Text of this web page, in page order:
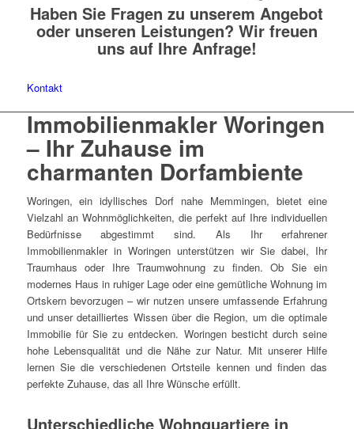
Haben Sie Fragen zu unserem Angebot
oder unseren Leistungen? Wir freuen
uns auf Ihre Anfrage!
Kontakt
Immobilienmakler Woringen
– Ihr Zuhause im
charmanten Dorfambiente
Woringen, ein idyllisches Dorf nahe Memmingen, bietet eine
Vielzahl an Wohnmöglichkeiten, die perfekt auf Ihre individuellen
Bedürfnisse abgestimmt sind. Als Ihr erfahrener
Immobilienmakler in Woringen unterstützen wir Sie dabei, Ihr
Traumhaus oder Ihre Traumwohnung zu finden. Ob Sie ein
modernes Haus in ruhiger Lage oder eine gemütliche Wohnung im
Ortskern bevorzugen – wir nutzen unsere umfassende Erfahrung
und unser detailliertes Wissen über die Region, um die optimale
Immobilie für Sie zu entdecken. Woringen besticht durch seine
hohe Lebensqualität und die Nähe zur Natur. Mit unserer Hilfe
lernen Sie die verschiedenen Ortsteile kennen und finden das
perfekte Zuhause, das all Ihre Wünsche erfüllt.
Unterschiedliche Wohnquartiere in